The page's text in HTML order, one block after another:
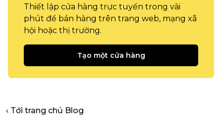
Thiết lập cửa hàng trực tuyến trong vài
phút để bán hàng trên trang web, mạng xã
hội hoặc thị trường.
Tạo một cửa hàng
‹ Tới trang chủ Blog